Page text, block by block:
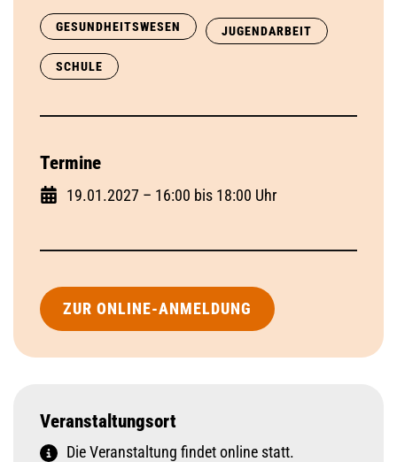
GESUNDHEITSWESEN JUGENDARBEIT
SCHULE
Termine
19.01.2027 – 16:00 bis 18:00 Uhr
ZUR ONLINE-ANMELDUNG
Veranstaltungsort
Die Veranstaltung findet online statt.